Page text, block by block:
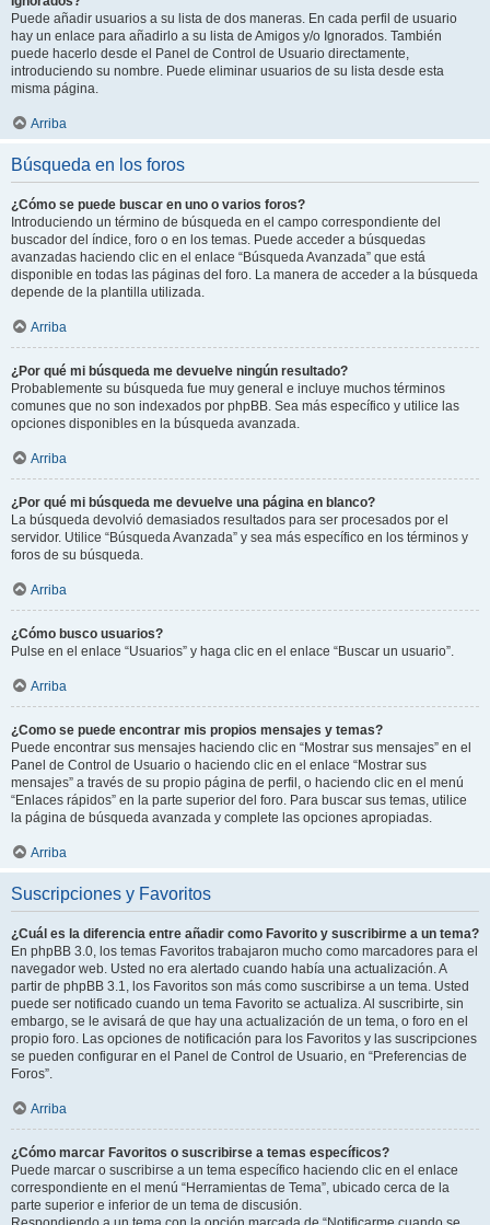
Puede añadir usuarios a su lista de dos maneras. En cada perfil de usuario
hay un enlace para añadirlo a su lista de Amigos y/o Ignorados. También
puede hacerlo desde el Panel de Control de Usuario directamente,
introduciendo su nombre. Puede eliminar usuarios de su lista desde esta
misma página.
Arriba
Búsqueda en los foros
¿Cómo se puede buscar en uno o varios foros?
Introduciendo un término de búsqueda en el campo correspondiente del
buscador del índice, foro o en los temas. Puede acceder a búsquedas
avanzadas haciendo clic en el enlace “Búsqueda Avanzada” que está
disponible en todas las páginas del foro. La manera de acceder a la búsqueda
depende de la plantilla utilizada.
Arriba
¿Por qué mi búsqueda me devuelve ningún resultado?
Probablemente su búsqueda fue muy general e incluye muchos términos
comunes que no son indexados por phpBB. Sea más específico y utilice las
opciones disponibles en la búsqueda avanzada.
Arriba
¿Por qué mi búsqueda me devuelve una página en blanco?
La búsqueda devolvió demasiados resultados para ser procesados por el
servidor. Utilice “Búsqueda Avanzada” y sea más específico en los términos y
foros de su búsqueda.
Arriba
¿Cómo busco usuarios?
Pulse en el enlace “Usuarios” y haga clic en el enlace “Buscar un usuario”.
Arriba
¿Como se puede encontrar mis propios mensajes y temas?
Puede encontrar sus mensajes haciendo clic en “Mostrar sus mensajes” en el
Panel de Control de Usuario o haciendo clic en el enlace “Mostrar sus
mensajes” a través de su propio página de perfil, o haciendo clic en el menú
“Enlaces rápidos” en la parte superior del foro. Para buscar sus temas, utilice
la página de búsqueda avanzada y complete las opciones apropiadas.
Arriba
Suscripciones y Favoritos
¿Cuál es la diferencia entre añadir como Favorito y suscribirme a un tema?
En phpBB 3.0, los temas Favoritos trabajaron mucho como marcadores para el
navegador web. Usted no era alertado cuando había una actualización. A
partir de phpBB 3.1, los Favoritos son más como suscribirse a un tema. Usted
puede ser notificado cuando un tema Favorito se actualiza. Al suscribirte, sin
embargo, se le avisará de que hay una actualización de un tema, o foro en el
propio foro. Las opciones de notificación para los Favoritos y las suscripciones
se pueden configurar en el Panel de Control de Usuario, en “Preferencias de
Foros”.
Arriba
¿Cómo marcar Favoritos o suscribirse a temas específicos?
Puede marcar o suscribirse a un tema específico haciendo clic en el enlace
correspondiente en el menú “Herramientas de Tema”, ubicado cerca de la
parte superior e inferior de un tema de discusión.